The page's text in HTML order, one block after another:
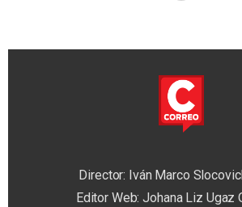
Director: Iván Marco
Editor Web: Johana Liz Ugaz